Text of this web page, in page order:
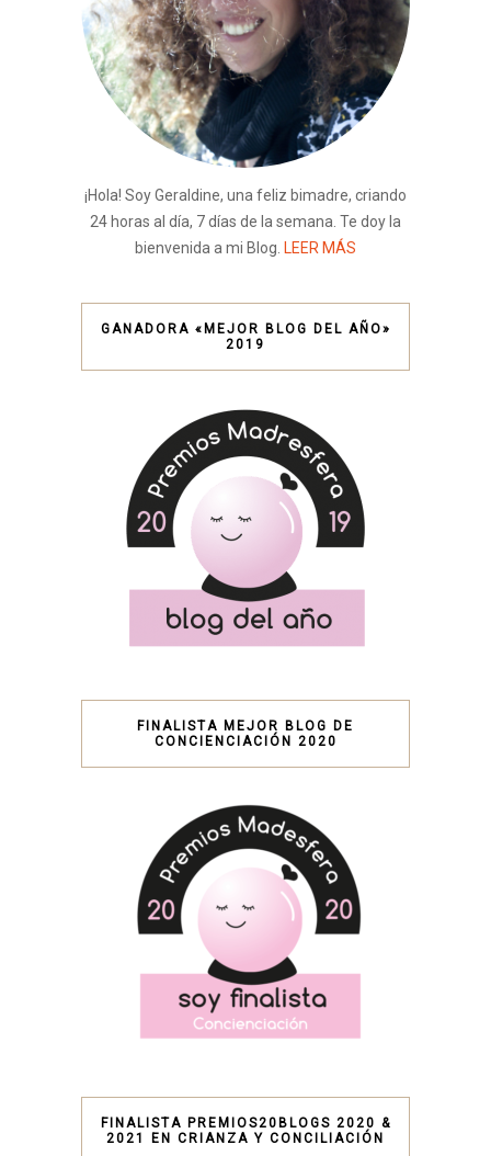
¡Hola! Soy Geraldine, una feliz bimadre, criando
24 horas al día, 7 días de la semana. Te doy la
bienvenida a mi Blog. LEER MÁS
GANADORA «MEJOR BLOG DEL AÑO»
2019
FINALISTA MEJOR BLOG DE
CONCIENCIACIÓN 2020
FINALISTA PREMIOS20BLOGS 2020 &
2021 EN CRIANZA Y CONCILIACIÓN